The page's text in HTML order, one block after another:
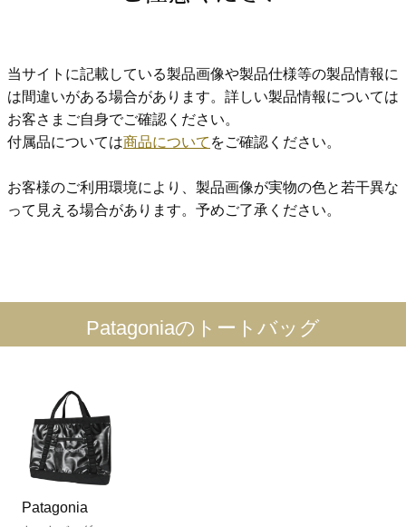
当サイトに記載している製品画像や製品仕様等の製品情報に
は間違いがある場合があります。詳しい製品情報については
お客さまご自身でご確認ください。
付属品については商品について をご確認ください。
お客様のご利用環境により、製品画像が実物の色と若干異な
って見える場合があります。予めご了承ください。
Patagoniaのトートバッグ
Patagonia